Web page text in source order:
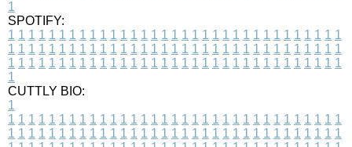
1
SPOTIFY:
1 1 1 1 1 1 1 1 1 1 1 1 1 1 1 1 1 1 1 1 1 1 1 1 1 1 1 1 1 1 1 1 1
1 1 1 1 1 1 1 1 1 1 1 1 1 1 1 1 1 1 1 1 1 1 1 1 1 1 1 1 1 1 1 1 1
1 1 1 1 1 1 1 1 1 1 1 1 1 1 1 1 1 1 1 1 1 1 1 1 1 1 1 1 1 1 1 1 1
1
CUTTLY BIO:
1
1 1 1 1 1 1 1 1 1 1 1 1 1 1 1 1 1 1 1 1 1 1 1 1 1 1 1 1 1 1 1 1 1
1 1 1 1 1 1 1 1 1 1 1 1 1 1 1 1 1 1 1 1 1 1 1 1 1 1 1 1 1 1 1 1 1